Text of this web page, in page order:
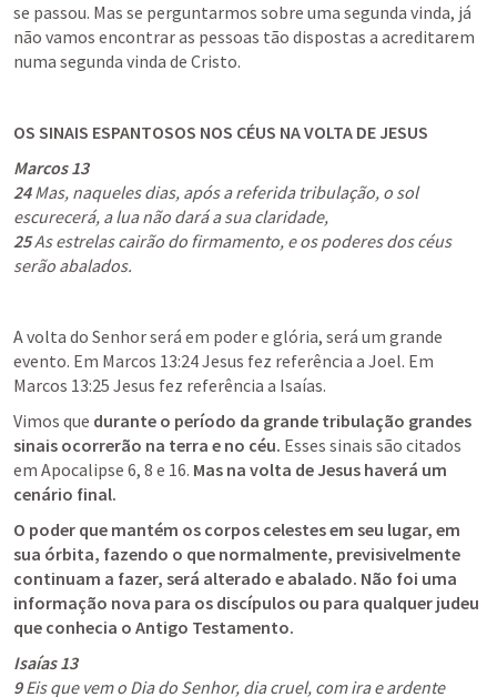
se passou. Mas se perguntarmos sobre uma segunda vinda, já
não vamos encontrar as pessoas tão dispostas a acreditarem
numa segunda vinda de Cristo.
OS SINAIS ESPANTOSOS NOS CÉUS NA VOLTA DE JESUS
Marcos 13
24 Mas, naqueles dias, após a referida tribulação, o sol
25 As estrelas cairão do firmamento, e os poderes dos céus
serão abalados.
A volta do Senhor será em poder e glória, será um grande
evento. Em Marcos 13:24
Marcos 13:25 Jesus fez referência a Isaías.
Vimos que durante o período da grande tribulação grandes
sinais ocorrerão na terra e no céu. Esses sinais são citados
em Apocalipse 6, 8 e 16. Mas na volta de Jesus haverá um
cenário final.
O poder que mantém os corpos celestes em seu lugar, em
sua órbita, fazendo o que normalmente, previsivelmente
continuam a fazer, será alterado e abalado. Não foi uma
informação nova para os discípulos ou para qualquer judeu
que conhecia o Antigo Testamento.
Isaías 13
9 Eis que vem o Dia do Senhor, dia cruel, com ira e ardente